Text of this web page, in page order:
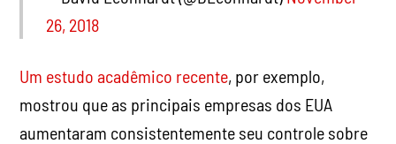
26, 2018
Um estudo acadêmico recente, por exemplo,
mostrou que as principais empresas dos EUA
aumentaram consistentemente seu controle sobre